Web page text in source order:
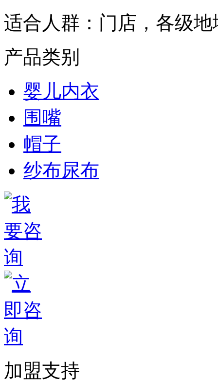
适合人群： 门店，各级
产品类别
婴儿内衣
围嘴
帽子
纱布尿布
加盟支持